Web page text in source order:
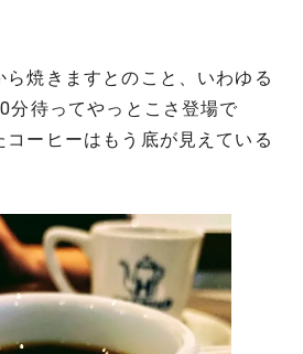
ら焼きますとのこと、いわゆる
分待ってやっとこさ登場で
ーヒーはもう底が見えている